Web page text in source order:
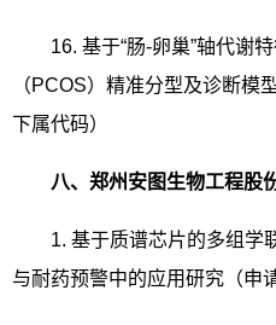
16. 基于“肠-卵巢”轴代谢
（PCOS）精准分型及诊断模
下属代码）
八、郑州安图生物工程股
1. 基于质谱芯片的多组学
与耐药预警中的应用研究（申